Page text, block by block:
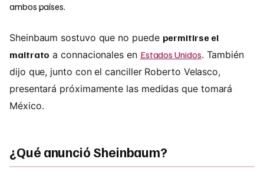
ambos países.
Sheinbaum sostuvo que no puede permitirse el
maltrato a connacionales en Estados Unidos. También
dijo que, junto con el canciller Roberto Velasco,
presentará próximamente las medidas que tomará
México.
¿Qué anunció Sheinbaum?